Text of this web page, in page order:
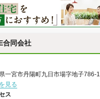
同会社
一宮市丹陽町九日市場字地子786-1
見る
ス